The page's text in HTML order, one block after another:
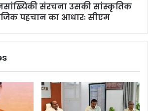
संरचना उसकी सांस्कृतिक
पहचान का आधारः सीएम